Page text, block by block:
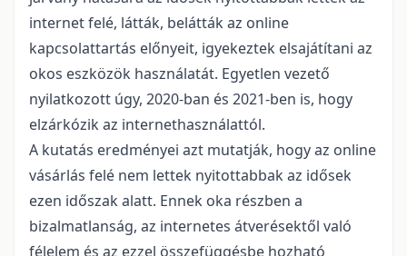
internet felé, látták, belátták az online
kapcsolattartás előnyeit, igyekeztek elsajátítani az
okos eszközök használatát. Egyetlen vezető
nyilatkozott úgy, 2020-ban és 2021-ben is, hogy
elzárkózik az internethasználattól.
A kutatás eredményei azt mutatják, hogy az online
vásárlás felé nem lettek nyitottabbak az idősek
ezen időszak alatt. Ennek oka részben a
bizalmatlanság, az internetes átverésektől való
félelem és az ezzel összefüggésbe hozható